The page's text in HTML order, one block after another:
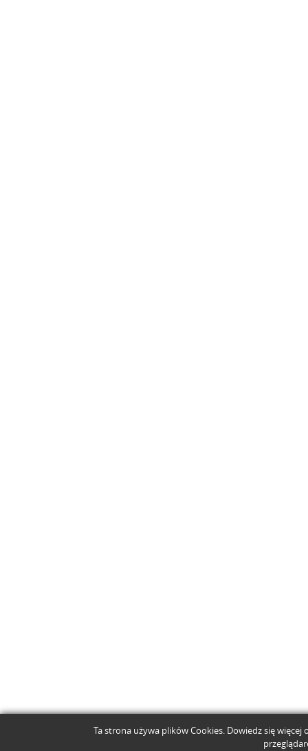
Ta strona używa plików Cookies. Dowiedz się